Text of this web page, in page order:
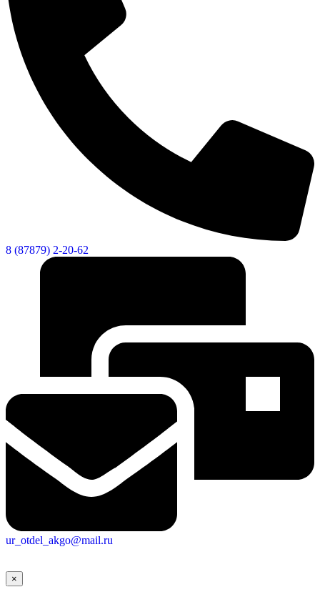
8 (87879) 2-20-62
ur_otdel_akgo@mail.ru
×